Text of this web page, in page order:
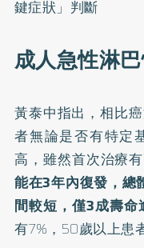
鍵症狀」判斷
成人急性淋
黃泰中指出，相比
者無論是否有特定
高，雖然首次治療
能在3年內復發，總
間較短，僅3成壽
有7%，50歲以上患